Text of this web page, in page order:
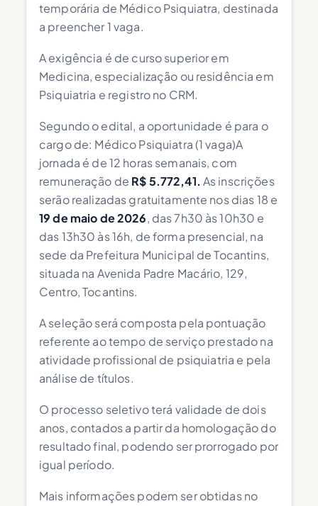
temporária de Médico Psiquiatra, destinada
a preencher 1 vaga.
A exigência é de curso superior em
Medicina, especialização ou residência em
Psiquiatria e registro no CRM.
Segundo o edital, a oportunidade é para o
cargo de: Médico Psiquiatra (1 vaga)A
jornada é de 12 horas semanais, com
remuneração de R$ 5.772,41. As inscrições
serão realizadas gratuitamente nos dias 18 e
19 de maio de 2026, das 7h30 às 10h30 e
das 13h30 às 16h, de forma presencial, na
sede da Prefeitura Municipal de Tocantins,
situada na Avenida Padre Macário, 129,
Centro, Tocantins.
A seleção será composta pela pontuação
referente ao tempo de serviço prestado na
atividade profissional de psiquiatria e pela
análise de títulos.
O processo seletivo terá validade de dois
anos, contados a partir da homologação do
resultado final, podendo ser prorrogado por
igual período.
Mais informações podem ser obtidas no